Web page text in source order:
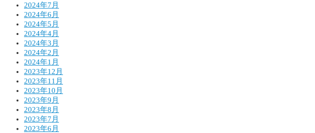
2024年7月
2024年6月
2024年5月
2024年4月
2024年3月
2024年2月
2024年1月
2023年12月
2023年11月
2023年10月
2023年9月
2023年8月
2023年7月
2023年6月